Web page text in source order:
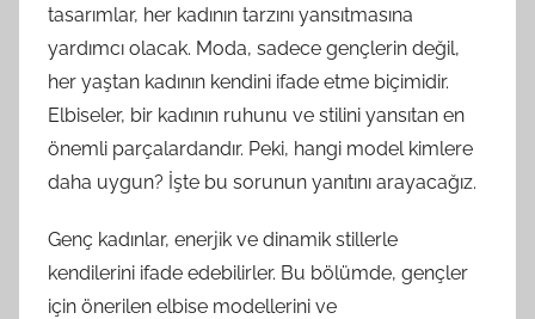
tasarımlar, her kadının tarzını yansıtmasına
yardımcı olacak. Moda, sadece gençlerin değil,
her yaştan kadının kendini ifade etme biçimidir.
Elbiseler, bir kadının ruhunu ve stilini yansıtan en
önemli parçalardandır. Peki, hangi model kimlere
daha uygun? İşte bu sorunun yanıtını arayacağız.
Genç kadınlar, enerjik ve dinamik stillerle
kendilerini ifade edebilirler. Bu bölümde, gençler
için önerilen elbise modellerini ve